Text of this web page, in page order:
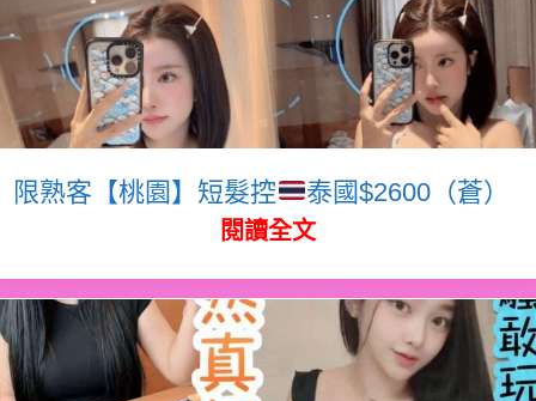
限熟客【桃園】短髮控 泰國$2600（蒼）
閱讀全文